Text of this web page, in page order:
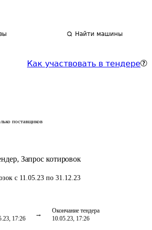
Найти машины
Как участвовать в тендере
поставщиков
, Запрос котировок
с 11.05.23 по 31.12.23
17:26
Окончание тендера
10.05.23, 17:26